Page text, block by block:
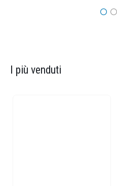
I più venduti